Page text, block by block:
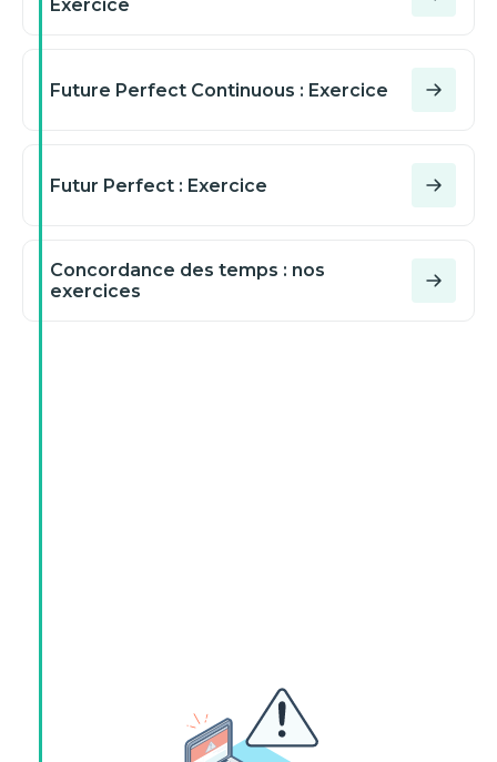
Exercice
Future Perfect Continuous : Exercice
Futur Perfect : Exercice
Concordance des temps : nos
exercices